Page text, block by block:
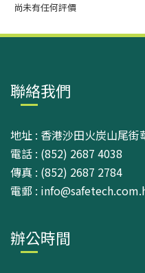
尚未有任何評價
聯絡我們
地址 : 香港沙田火炭山尾
電話 : (852) 2687 4038
傳真 : (852) 2687 2784
電郵 :
辦公時間